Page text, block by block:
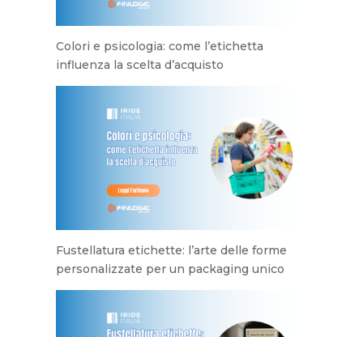
Colori e psicologia: come l’etichetta
influenza la scelta d’acquisto
Fustellatura etichette: l’arte delle forme
personalizzate per un packaging unico